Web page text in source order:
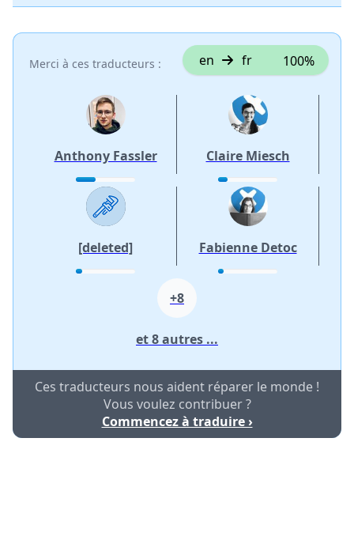
Merci à ces traducteurs : en fr 100%
Anthony Fassler Claire Miesch
[deleted] Fabienne Detoc
+8
et 8 autres ...
Ces traducteurs nous aident réparer le monde !
Vous voulez contribuer ?
Commencez à traduire ›